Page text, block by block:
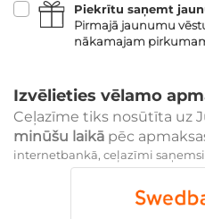
Piekrītu saņemt
Pirmajā jaunumu
nākamajam
Izvēlieties vēlamo
Ceļazīme tiks nosūtīta uz
minūšu laikā pēc
internetbankā, ceļazīmi